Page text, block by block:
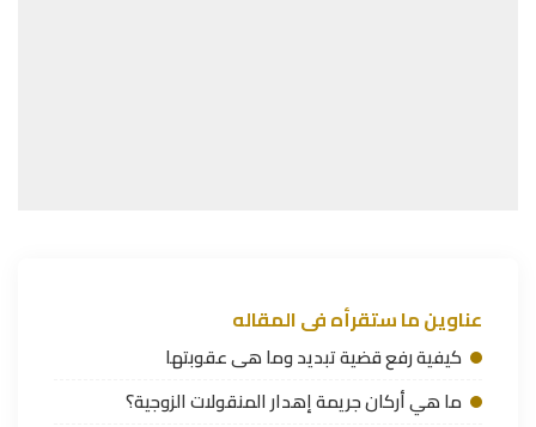
عناوين ما ستقرأه فى المقاله
كيفية رفع قضية تبديد وما هى عقوبتها
ما هي أركان جريمة إهدار المنقولات الزوجية؟